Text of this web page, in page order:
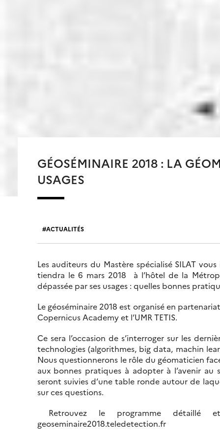
GÉOSÉMINAIRE 2018 : LA
USAGES
ACTUALITÉS
Les auditeurs du Mastère spécialisé SILAT
tiendra le 6 mars 2018 à l’hôtel de la
dépassée par ses usages : quelles bonnes
Le géoséminaire 2018 est organisé en
Copernicus Academy et l’UMR TETIS.
Ce sera l’occasion de s’interroger sur les
technologies (algorithmes, big data, machin
Nous questionnerons le rôle du géomaticien
aux bonnes pratiques à adopter à l’avenir au
seront suivies d’une table ronde autour de
sur ces questions.
Retrouvez le programme
geoseminaire2018.teledetection.fr